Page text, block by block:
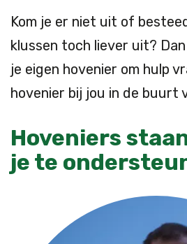
Kom je er niet uit of
klussen toch liever uit?
je eigen hovenier om hulp
hovenier bij jou in de buurt
Hoveniers
je te